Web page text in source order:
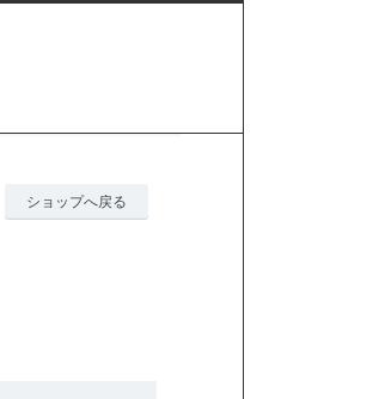
ショップへ戻る